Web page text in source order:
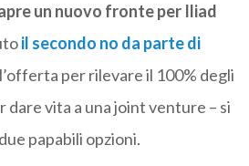
un nuovo fronte per Iliad
il secondo no da parte di
per rilevare il 100% degli
dare vita a una joint venture – si
papabili opzioni.